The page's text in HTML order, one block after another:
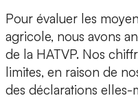
Pour évaluer les
agricole, nous avons
de la HATVP. Nos
limites, en raison de
des déclarations elles-